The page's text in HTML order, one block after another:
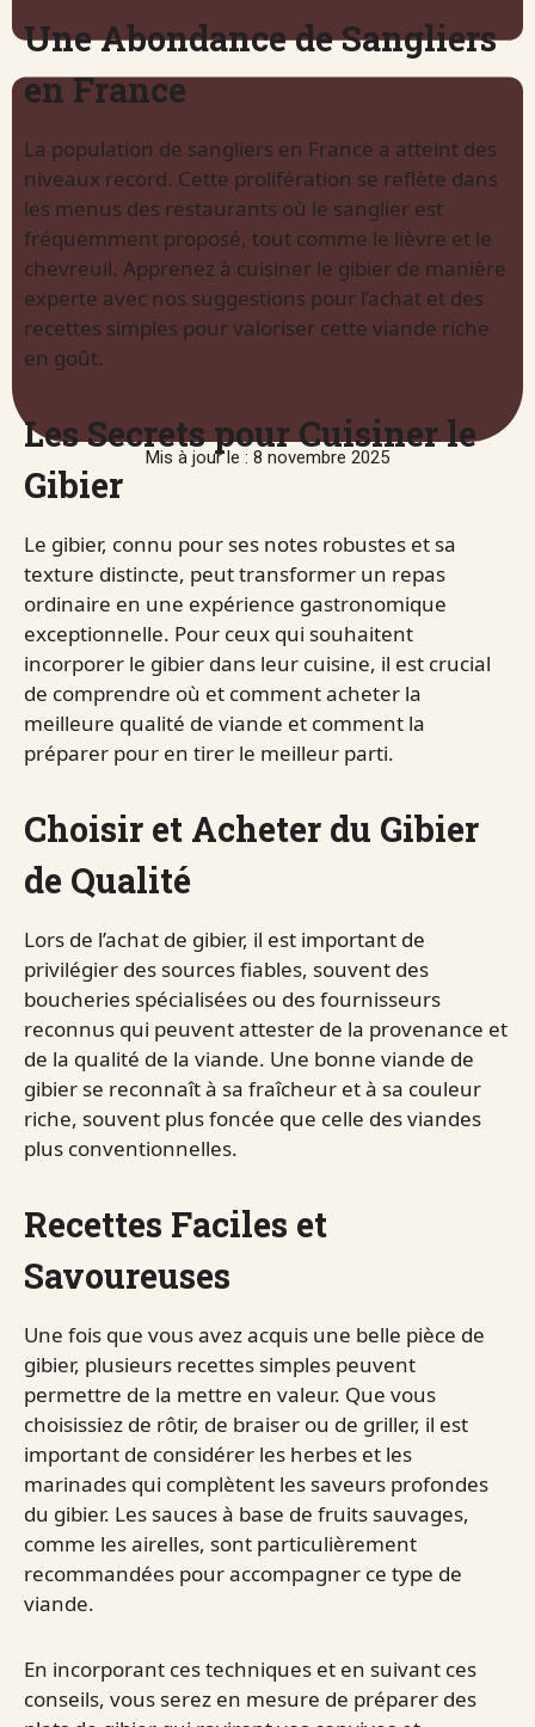
Mis à jour le : 8 novembre 2025
Une Abondance de Sangliers
en France
La population de sangliers en France a atteint des
niveaux record. Cette prolifération se reflète dans
les menus des restaurants où le sanglier est
fréquemment proposé, tout comme le lièvre et le
chevreuil. Apprenez à cuisiner le gibier de manière
experte avec nos suggestions pour l’achat et des
recettes simples pour valoriser cette viande riche
en goût.
Les Secrets pour Cuisiner le
Gibier
Le gibier, connu pour ses notes robustes et sa
texture distincte, peut transformer un repas
ordinaire en une expérience gastronomique
exceptionnelle. Pour ceux qui souhaitent
incorporer le gibier dans leur cuisine, il est crucial
de comprendre où et comment acheter la
meilleure qualité de viande et comment la
préparer pour en tirer le meilleur parti.
Choisir et Acheter du Gibier
de Qualité
Lors de l’achat de gibier, il est important de
privilégier des sources fiables, souvent des
boucheries spécialisées ou des fournisseurs
reconnus qui peuvent attester de la provenance et
de la qualité de la viande. Une bonne viande de
gibier se reconnaît à sa fraîcheur et à sa couleur
riche, souvent plus foncée que celle des viandes
plus conventionnelles.
Recettes Faciles et
Savoureuses
Une fois que vous avez acquis une belle pièce de
gibier, plusieurs recettes simples peuvent
permettre de la mettre en valeur. Que vous
choisissiez de rôtir, de braiser ou de griller, il est
important de considérer les herbes et les
marinades qui complètent les saveurs profondes
du gibier. Les sauces à base de fruits sauvages,
comme les airelles, sont particulièrement
recommandées pour accompagner ce type de
viande.
En incorporant ces techniques et en suivant ces
conseils, vous serez en mesure de préparer des